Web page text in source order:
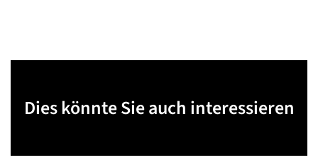
Dies könnte Sie auch interessieren